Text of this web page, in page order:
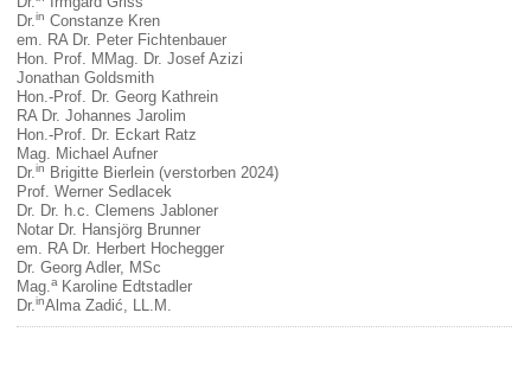
Dr. in Constanze Kren
em. RA Dr. Peter Fichtenbauer
Hon. Prof. MMag. Dr. Josef Azizi
Jonathan Goldsmith
Hon.-Prof. Dr. Georg Kathrein
RA Dr. Johannes Jarolim
Hon.-Prof. Dr. Eckart Ratz
Mag. Michael Aufner
Dr. in Brigitte Bierlein (verstorben 2024)
Prof. Werner Sedlacek
Dr. Dr. h.c. Clemens Jabloner
Notar Dr. Hansjörg Brunner
em. RA Dr. Herbert Hochegger
Dr. Georg Adler, MSc
Mag. a Karoline Edtstadler
Dr. inAlma Zadić, LL.M.